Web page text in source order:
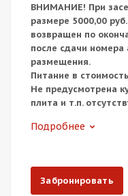
ВНИМАНИЕ! При
размере 5000,00
возвращен по
после сдачи
размещения.
Питание в
Не предусмотрена
плита и т.п.
Подробнее
Забронировать